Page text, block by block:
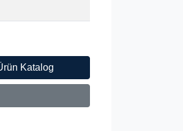
Katalog